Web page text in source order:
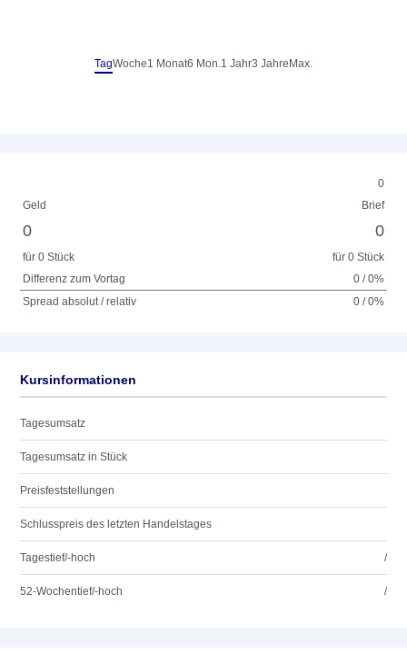
TagWoche1 Monat6 Mon.1 Jahr3 Jahre Max.
0
Geld
Brief
0 0
für 0 Stück
für 0 Stück
Differenz zum Vortag
0 / 0%
Spread absolut / relativ
0 / 0%
Kursinformationen
Tagesumsatz
Tagesumsatz in Stück
Preisfeststellungen
Schlusspreis des letzten Handelstages
Tagestief/-hoch /
52-Wochentief/-hoch /